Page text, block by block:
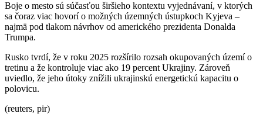
Boje o mesto sú súčasťou širšieho kontextu vyjednávaní, v ktorých
sa čoraz viac hovorí o možných územných ústupkoch Kyjeva –
najmä pod tlakom návrhov od amerického prezidenta Donalda
Trumpa.
Rusko tvrdí, že v roku 2025 rozšírilo rozsah okupovaných území o
tretinu a že kontroluje viac ako 19 percent Ukrajiny. Zároveň
uviedlo, že jeho útoky znížili ukrajinskú energetickú kapacitu o
polovicu.
(reuters, pir)